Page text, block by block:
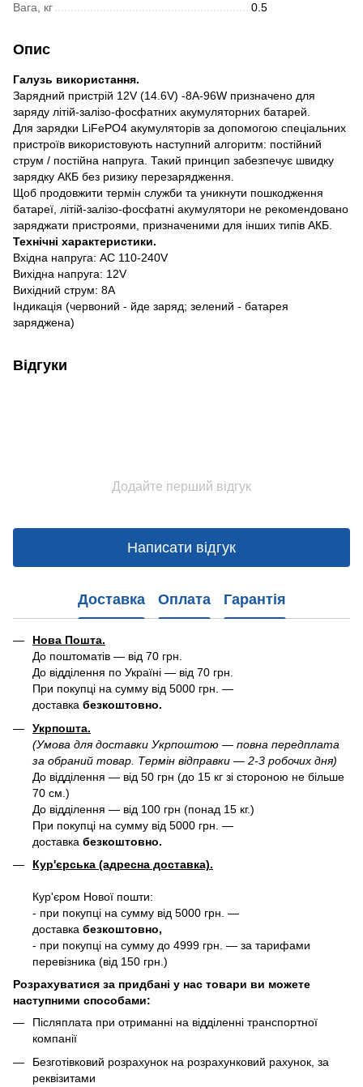
Вага, кг 0.5
Опис
Галузь використання.
Зарядний пристрій 12V (14.6V) -8A-96W призначено для
заряду літій-залізо-фосфатних акумуляторних батарей.
Для зарядки LiFePO4 акумуляторів за допомогою спеціальних
пристроїв використовують наступний алгоритм: постійний
струм / постійна напруга. Такий принцип забезпечує швидку
зарядку АКБ без ризику перезарядження.
Щоб продовжити термін служби та уникнути пошкодження
батареї, літій-залізо-фосфатні акумулятори не рекомендовано
заряджати пристроями, призначеними для інших типів АКБ.
Технічні характеристики.
Вхідна напруга: AC 110-240V
Вихідна напруга: 12V
Вихідний струм: 8A
Індикація (червоний - йде заряд; зелений - батарея
заряджена)
Відгуки
Додайте перший відгук
Написати відгук
Доставка Оплата Гарантія
Нова Пошта.
До поштоматів — від 70 грн.
До відділення по Україні — від 70 грн.
При покупці на сумму від 5000 грн. —
доставка безкоштовно.
Укрпошта.
(Умова для доставки Укрпоштою — повна передплата
за обраний товар. Термін відправки — 2-3 робочих дня)
До відділення — від 50 грн (до 15 кг зі стороною не більше
70 см.)
До відділення — від 100 грн (понад 15 кг.)
При покупці на сумму від 5000 грн. —
доставка безкоштовно.
Кур'єрська (адресна доставка).
Кур'єром Нової пошти:
- при покупці на сумму від 5000 грн. —
доставка безкоштовно,
- при покупці на сумму до 4999 грн. — за тарифами
перевізника (від 150 грн.)
Розрахуватися за придбані у нас товари ви можете
наступними способами:
Післяплата при отриманні на відділенні транспортної
компанії
Безготівковий розрахунок на розрахунковий рахунок, за
реквізитами